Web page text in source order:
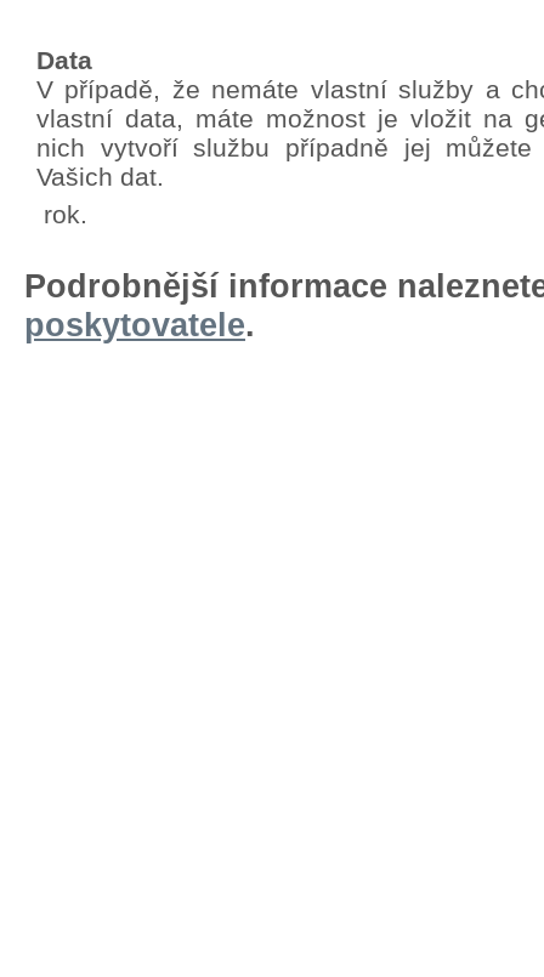
Data
V případě, že nemáte vlastní služby a
vlastní data, máte možnost je vložit na
nich vytvoří službu případně jej
Vašich dat.
rok.
Podrobnější informace
poskytovatele.